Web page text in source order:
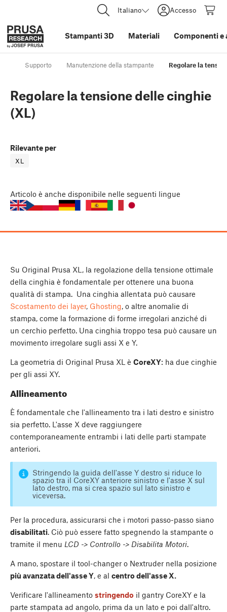
Italiano Accesso
Stampanti 3D Materiali Componenti e
Supporto Manutenzione della stampante Regolare la
Regolare la tensione delle cinghie
(XL)
Rilevante per
XL
Articolo è anche disponibile nelle seguenti lingue
Su Original Prusa XL, la regolazione della tensione ottimale
della cinghia è fondamentale per ottenere una buona
qualità di stampa. Una cinghia allentata può causare
Scostamento dei layer, Ghosting, o altre anomalie di
stampa, come la formazione di forme irregolari anziché di
un cerchio perfetto. Una cinghia troppo tesa può causare un
movimento irregolare sugli assi X e Y.
La geometria di Original Prusa XL è CoreXY: ha due cinghie
per gli assi XY.
Allineamento
È fondamentale che l'allineamento tra i lati destro e sinistro
sia perfetto. L'asse X deve raggiungere
contemporaneamente entrambi i lati delle parti stampate
anteriori.
Stringendo la guida dell'asse Y destro si riduce lo
spazio tra il CoreXY anteriore sinistro e l'asse X sul
lato destro, ma si crea spazio sul lato sinistro e
viceversa.
Per la procedura, assicurarsi che i motori passo-passo siano
disabilitati. Ciò può essere fatto spegnendo la stampante o
tramite il menu LCD -> Controllo -> Disabilita Motori.
A mano, spostare il tool-changer o Nextruder nella posizione
più avanzata dell'asse Y, e al centro dell'asse X.
Verificare l'allineamento stringendo il gantry CoreXY e la
parte stampata ad angolo, prima da un lato e poi dall'altro.